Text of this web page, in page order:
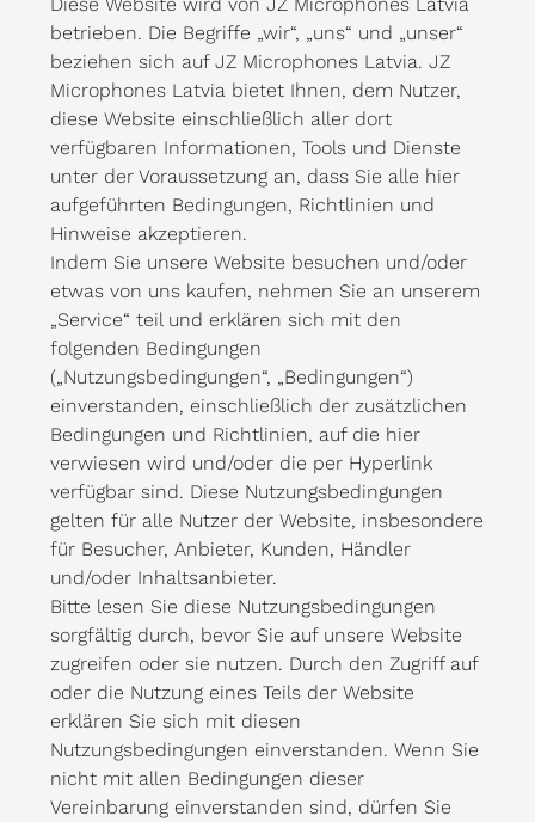
betrieben. Die Begriffe „wir“, „uns“ und „unser“
beziehen sich auf JZ Microphones Latvia. JZ
Microphones Latvia bietet Ihnen, dem Nutzer,
diese Website einschließlich aller dort
verfügbaren Informationen, Tools und Dienste
unter der Voraussetzung an, dass Sie alle hier
aufgeführten Bedingungen, Richtlinien und
Hinweise akzeptieren.
Indem Sie unsere Website besuchen und/oder
etwas von uns kaufen, nehmen Sie an unserem
„Service“ teil und erklären sich mit den
folgenden Bedingungen
(„Nutzungsbedingungen“, „Bedingungen“)
einverstanden, einschließlich der zusätzlichen
Bedingungen und Richtlinien, auf die hier
verwiesen wird und/oder die per Hyperlink
verfügbar sind. Diese Nutzungsbedingungen
gelten für alle Nutzer der Website, insbesondere
für Besucher, Anbieter, Kunden, Händler
und/oder Inhaltsanbieter.
Bitte lesen Sie diese Nutzungsbedingungen
sorgfältig durch, bevor Sie auf unsere Website
zugreifen oder sie nutzen. Durch den Zugriff auf
oder die Nutzung eines Teils der Website
erklären Sie sich mit diesen
Nutzungsbedingungen einverstanden. Wenn Sie
nicht mit allen Bedingungen dieser
Vereinbarung einverstanden sind, dürfen Sie